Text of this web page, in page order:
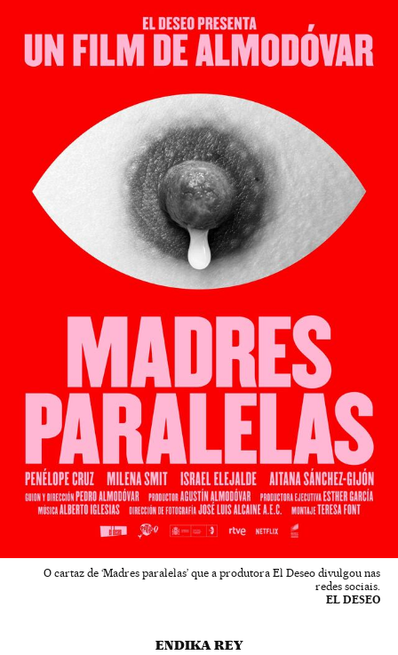
O cartaz de ‘Madres paralelas’ que a produtora El Deseo divulgou nas
redes sociais.
EL DESEO
ENDIKA REY